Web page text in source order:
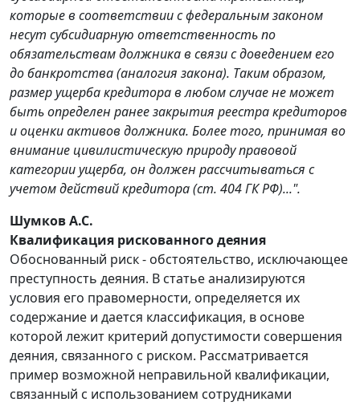
которые в соответствии с федеральным законом
несут субсидиарную ответственность по
обязательствам должника в связи с доведением его
до банкротства (аналогия закона). Таким образом,
размер ущерба кредитора в любом случае не может
быть определен ранее закрытия реестра кредиторов
и оценки активов должника. Более того, принимая во
внимание цивилистическую природу правовой
категории ущерба, он должен рассчитываться с
учетом действий кредитора (ст. 404 ГК РФ)...".
Шумков А.С.
Квалификация рискованного деяния
Обоснованный риск - обстоятельство, исключающее
преступность деяния. В статье анализируются
условия его правомерности, определяется их
содержание и дается классификация, в основе
которой лежит критерий допустимости совершения
деяния, связанного с риском. Рассматривается
пример возможной неправильной квалификации,
связанный с использованием сотрудниками